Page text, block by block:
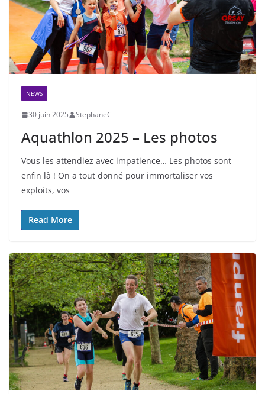
NEWS
30 juin 2025 StephaneC
Aquathlon 2025 – Les photos
Vous les attendiez avec impatience… Les photos sont
enfin là ! On a tout donné pour immortaliser vos
exploits, vos
Read More